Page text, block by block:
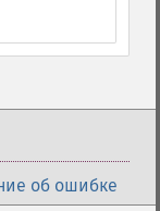
об ошибке